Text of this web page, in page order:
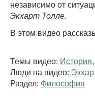
независимо от
Экхарт Толле.
В этом видео
Темы видео: История
Люди на видео:
Раздел: Философия